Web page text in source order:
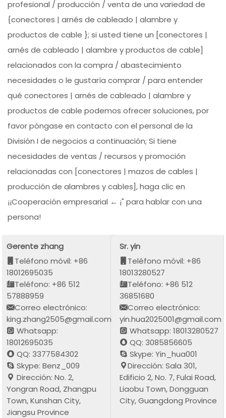
profesional / producción / venta de una variedad de
{conectores | arnés de cableado | alambre y
productos de cable }; si usted tiene un [conectores |
arnés de cableado | alambre y productos de cable]
relacionados con la compra / abastecimiento
necesidades o le gustaría comprar / para entender
qué conectores | arnés de cableado | alambre y
productos de cable podemos ofrecer soluciones, por
favor póngase en contacto con el personal de la
División I de negocios a continuación; Si tiene
necesidades de ventas / recursos y promoción
relacionadas con [conectores | mazos de cables |
producción de alambres y cables], haga clic en
¡¡Cooperación empresarial ← ¡" para hablar con una
persona!
Gerente zhang
Teléfono móvil: +86
18012695035
Teléfono: +86 512
57888959
Correo electrónico:
king.zhang2505@gmail.com
Whatsapp:
18012695035
QQ: 3377584302
Skype: Benz_009
Dirección: No. 2,
Yongran Road, Zhangpu
Town, Kunshan City,
Jiangsu Province
Sr. yin
Teléfono móvil: +86
18013280527
Teléfono: +86 512
36851680
Correo electrónico:
yin.hua2025001@gmail.com
Whatsapp: 18013280527
QQ: 3085856605
Skype: Yin_hua001
Dirección: Sala 301,
Edificio 2, No. 7, Fulai Road,
Liaobu Town, Dongguan
City, Guangdong Province